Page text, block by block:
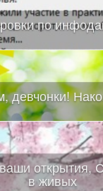
по
девчонки!
открытия,
в живых